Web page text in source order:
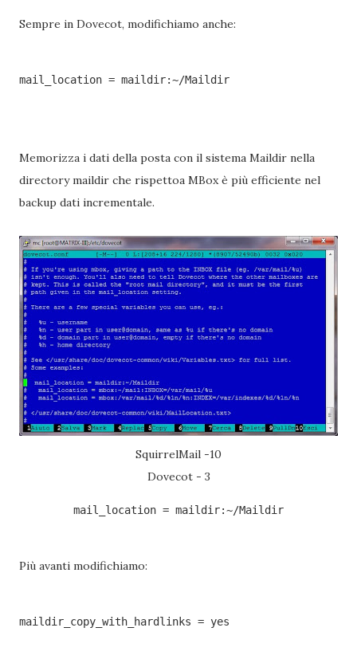
Sempre in Dovecot, modifichiamo anche:
mail_location = maildir:~/Maildir
Memorizza i dati della posta con il sistema Maildir nella
directory maildir che rispettoa MBox è più efficiente nel
backup dati incrementale.
SquirrelMail -10
Dovecot - 3
mail_location = maildir:~/Maildir
Più avanti modifichiamo:
maildir_copy_with_hardlinks = yes